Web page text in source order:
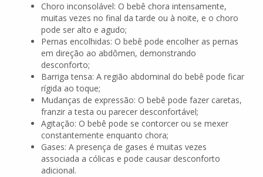
Choro inconsolável: O bebê chora intensamente,
muitas vezes no final da tarde ou à noite, e o choro
pode ser alto e agudo;
Pernas encolhidas: O bebê pode encolher as pernas
em direção ao abdômen, demonstrando
desconforto;
Barriga tensa: A região abdominal do bebê pode ficar
rígida ao toque;
Mudanças de expressão: O bebê pode fazer caretas,
franzir a testa ou parecer desconfortável;
Agitação: O bebê pode se contorcer ou se mexer
constantemente enquanto chora;
Gases: A presença de gases é muitas vezes
associada a cólicas e pode causar desconforto
adicional.